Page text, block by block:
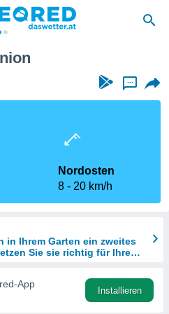
...
Nordosten
8
20 km/h
in Ihrem Garten ein zweites
Sie sie richtig für Ihre
App
Installieren